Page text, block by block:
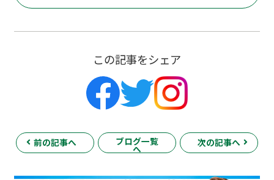
この記事をシェア
前の記事へ ブログ一覧
へ
次の記事へ